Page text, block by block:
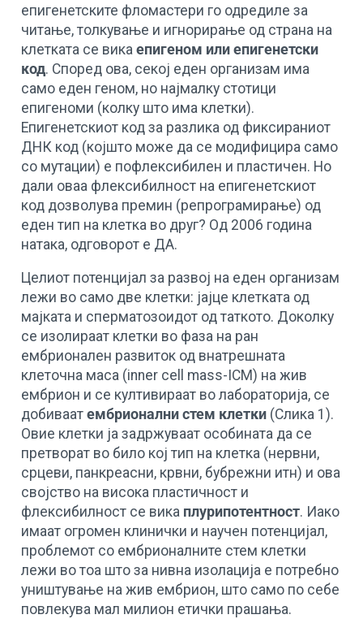
епигенетските фломастери го одредиле за
читање, толкување и игнорирање од страна на
клетката се викаепигеном или епигенетски
код. Според ова, секој еден организам има
само еден геном, но најмалку стотици
епигеноми (колку што има клетки).
Епигенетскиот код за разлика од фиксираниот
ДНК код (којшто може да се модифицира само
со мутации) е пофлексибилен и пластичен. Но
дали оваа флексибилност на епигенетскиот
код дозволува премин (репрограмирање) од
еден тип на клетка во друг? Од 2006 година
натака, одговорот е ДА.
Целиот потенцијал за развој на еден организам
лежи во само две клетки: јајце клетката од
мајката и сперматозоидот од таткото. Доколку
се изолираат клетки во фаза на ран
ембрионален развиток од внатрешната
клеточна маса (inner cell mass-ICM) на жив
ембрион и се култивираат во лабораторија, се
добиваатембрионални стем клетки (Слика 1).
Овие клетки ја задржуваат особината да се
претворат во било кој тип на клетка (нервни,
срцеви, панкреасни, крвни, бубрежни итн) и ова
својство на висока пластичност и
флексибилност се вика плурипотентност. Иако
имаат огромен клинички и научен потенцијал,
проблемот со ембрионалните стем клетки
лежи во тоа што за нивна изолација е потребно
уништување на жив ембрион, што само по себе
повлекува мал милион етички прашања.